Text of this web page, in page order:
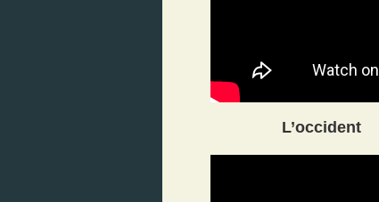
L’occident